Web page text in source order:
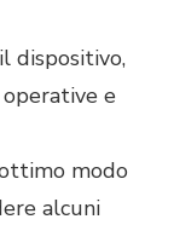
dispositivo,
e
modo
alcuni